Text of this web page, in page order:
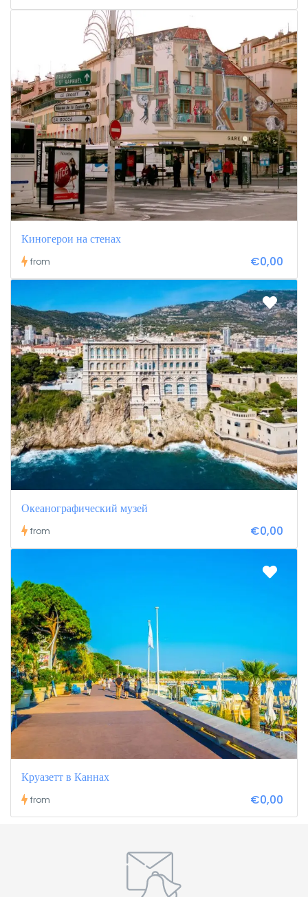
Киногерои на стенах
from €0,00
Океанографический музей
from €0,00
Круазетт в Каннах
from €0,00